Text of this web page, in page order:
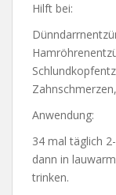
Hilft bei:
Anwendung:
34 mal täglich
dann in
trinken.